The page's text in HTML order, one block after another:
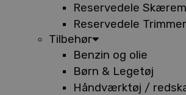
Reservedele
Reservedele
Tilbehør
Benzin og olie
Børn & Legetøj
Håndværktøj /